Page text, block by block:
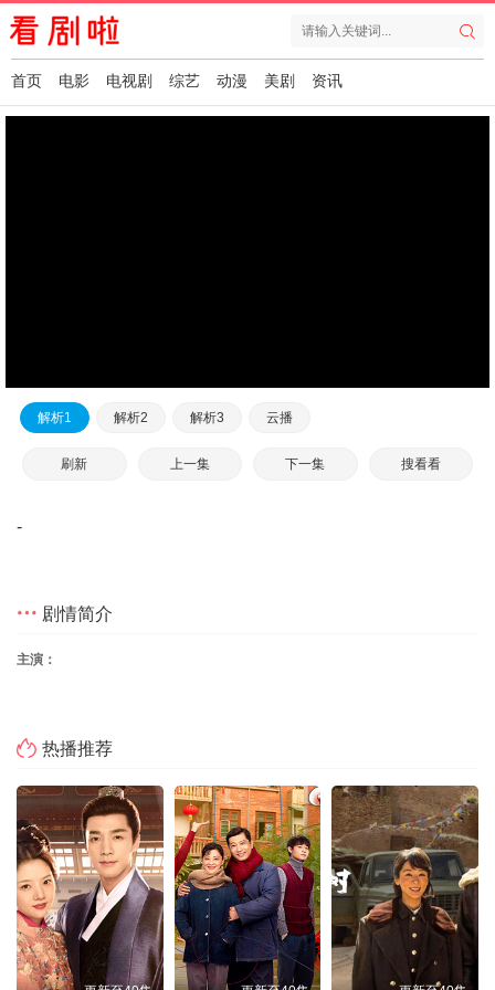
首页 电影 电视剧 综艺 动漫 美剧 资讯
解析1 解析2 解析3 云播
刷新 上一集 下一集 搜看看
-
剧情简介
主演：
热播推荐